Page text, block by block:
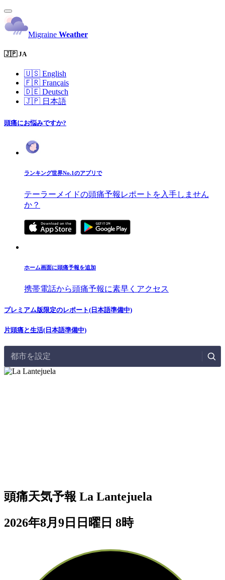
Migraine Weather
🇯🇵 JA
🇺🇸 English
🇫🇷 Français
🇩🇪 Deutsch
🇯🇵 日本語
頭痛にお悩みですか?
ランキング世界No.1のアプリで
テーラーメイドの頭痛予報レポートを入手しません
か？
ホーム画面に頭痛予報を追加
携帯電話から頭痛予報に素早くアクセス
プレミアム版限定のレポート(日本語準備中)
片頭痛と生活(日本語準備中)
都市を設定
頭痛天気予報 La Lantejuela
2026年8月9日日曜日 8時